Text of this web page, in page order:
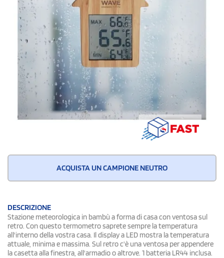
ACQUISTA UN CAMPIONE NEUTRO
DESCRIZIONE
Stazione meteorologica in bambù a forma di casa con ventosa sul
retro. Con questo termometro saprete sempre la temperatura
all'interno della vostra casa. Il display a LED mostra la temperatura
attuale, minima e massima. Sul retro c'è una ventosa per appendere
la casetta alla finestra, all'armadio o altrove. 1 batteria LR44 inclusa.